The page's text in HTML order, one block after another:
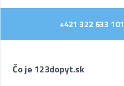
+421 322 633 101
Čo je 123dopyt.sk